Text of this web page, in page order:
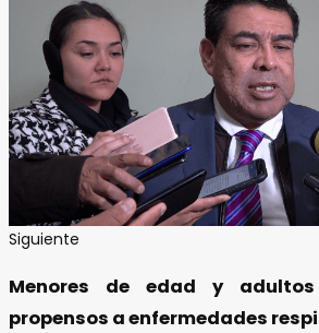
Siguiente
Menores de edad y
propensos a enfermedades